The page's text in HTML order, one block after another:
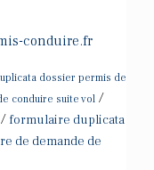
conduire.fr
dossier permis de
conduire suite vol /
/ formulaire duplicata
de demande de